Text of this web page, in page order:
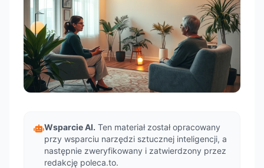
Wsparcie AI. Ten materiał został opracowany
przy wsparciu narzędzi sztucznej inteligencji, a
następnie zweryfikowany i zatwierdzony przez
redakcję poleca.to.